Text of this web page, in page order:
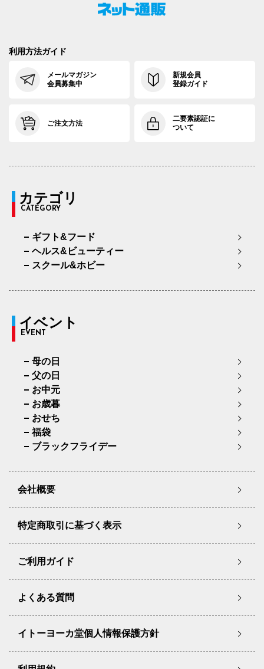
利用方法ガイド
メールマガジン
会員募集中
新規会員
登録ガイド
ご注文方法
二要素認証に
ついて
カテゴリ
CATEGORY
ギフト&フード
ヘルス&ビューティー
スクール&ホビー
イベント
EVENT
母の日
父の日
お中元
お歳暮
おせち
福袋
ブラックフライデー
会社概要
特定商取引に基づく表示
ご利用ガイド
よくある質問
イトーヨーカ堂個人情報保護方針